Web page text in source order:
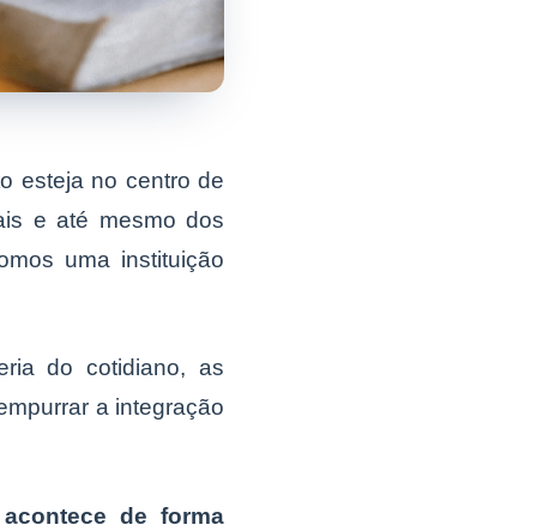
esteja no centro de
e até mesmo dos
uma instituição
do cotidiano, as
a integração
de forma